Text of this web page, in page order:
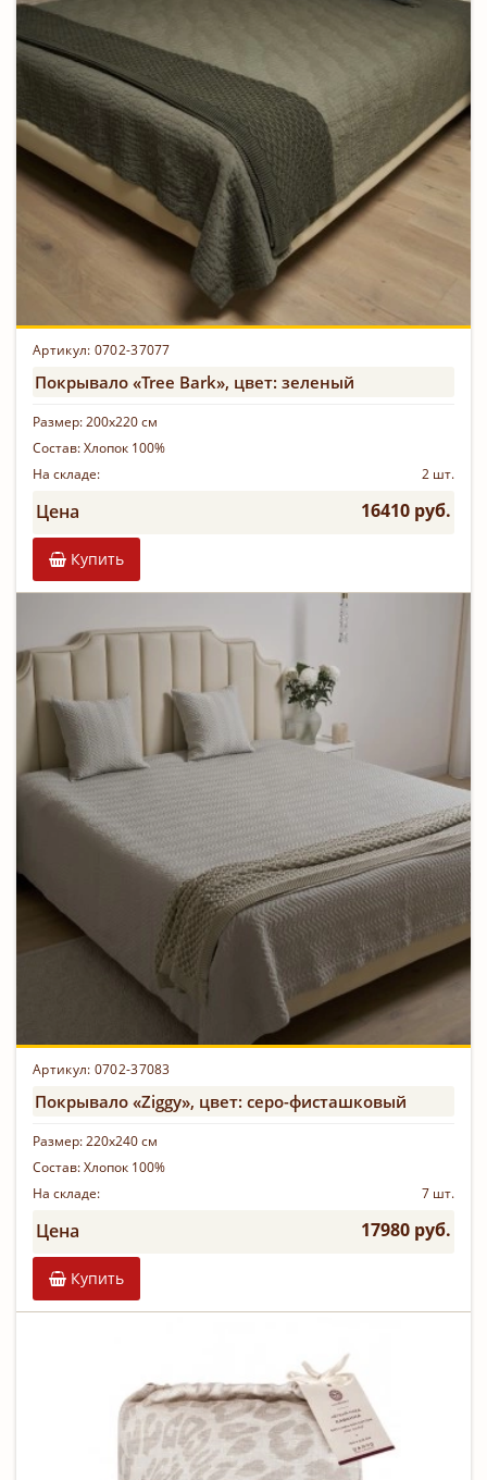
Артикул: 0702-37077
Покрывало «Tree Bark», цвет: зеленый
Размер:200х220 см
Состав:Хлопок 100%
На складе:
2 шт.
Цена 16410 руб.
Купить
Артикул: 0702-37083
Покрывало «Ziggy», цвет: серо-фисташковый
Размер:220х240 см
Состав:Хлопок 100%
На складе:
7 шт.
Цена 17980 руб.
Купить